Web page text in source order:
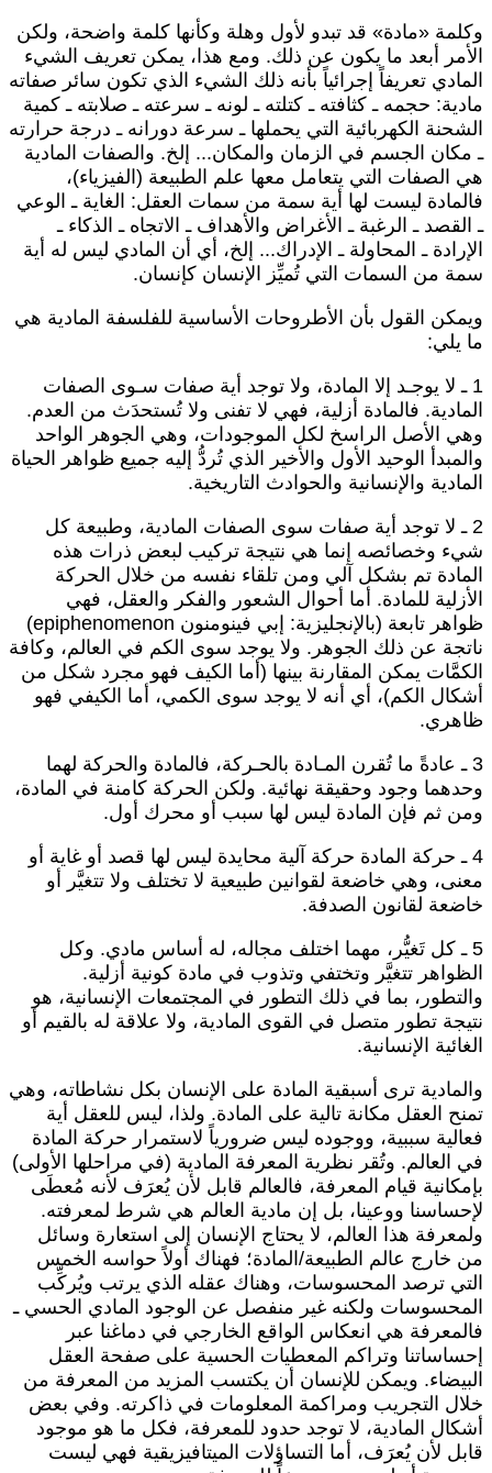
«مادة» قد تبدو لأول وهلة وكأنها كلمة واضحة، ولكن
أبعد ما يكون عن ذلك. ومع هذا، يمكن تعريف الشيء
تعريفاً إجرائياً بأنه ذلك الشيء الذي تكون سائر صفاته
حجمه ـ كثافته ـ كتلته ـ لونه ـ سرعته ـ صلابته ـ كمية
الكهربائية التي يحملها ـ سرعة دورانه ـ درجة حرارته
مكان الجسم في الزمان والمكان... إلخ. والصفات المادية
الصفات التي يتعامل معها علم الطبيعة (الفيزياء)،
ليست لها أية سمة من سمات العقل: الغاية ـ الوعي
القصد ـ الرغبة ـ الأغراض والأهداف ـ الاتجاه ـ الذكاء ـ
ـ المحاولة ـ الإدراك... إلخ، أي أن المادي ليس له أية
من السمات التي تُميِّز الإنسان كإنسان.
القول بأن الأطروحات الأساسية للفلسفة المادية هي
يلي:
1 ـ لا يوجـد إلا المادة، ولا توجد أية صفات سـوى الصفات
فالمادة أزلية، فهي لا تفنى ولا تُستحدَث من العدم.
الأصل الراسخ لكل الموجودات، وهي الجوهر الواحد
الوحيد الأول والأخير الذي تُردُّ إليه جميع ظواهر الحياة
والإنسانية والحوادث التاريخية.
2 ـ لا توجد أية صفات سوى الصفات المادية، وطبيعة كل
وخصائصه إنما هي نتيجة تركيب لبعض ذرات هذه
تم بشكل آلي ومن تلقاء نفسه من خلال الحركة
للمادة. أما أحوال الشعور والفكر والعقل، فهي
ظواهر تابعة (بالإنجليزية: إبي فينومنون epiphenomenon)
عن ذلك الجوهر. ولا يوجد سوى الكم في العالم، وكافة
يمكن المقارنة بينها (أما الكيف فهو مجرد شكل من
الكم)، أي أنه لا يوجد سوى الكمي، أما الكيفي فهو
3 ـ عادةً ما تُقرن المـادة بالحـركة، فالمادة والحركة لهما
وجود وحقيقة نهائية. ولكن الحركة كامنة في المادة،
ثم فإن المادة ليس لها سبب أو محرك أول.
4 ـ حركة المادة حركة آلية محايدة ليس لها قصد أو غاية أو
وهي خاضعة لقوانين طبيعية لا تختلف ولا تتغيَّر أو
لقانون الصدفة.
5 ـ كل تَغيُّر، مهما اختلف مجاله، له أساس مادي. وكل
تتغيَّر وتختفي وتذوب في مادة كونية أزلية.
بما في ذلك التطور في المجتمعات الإنسانية، هو
تطور متصل في القوى المادية، ولا علاقة له بالقيم أو
الإنسانية.
ترى أسبقية المادة على الإنسان بكل نشاطاته، وهي
العقل مكانة تالية على المادة. ولذا، ليس للعقل أية
سببية، ووجوده ليس ضرورياً لاستمرار حركة المادة
العالم. وتُقر نظرية المعرفة المادية (في مراحلها الأولى)
قيام المعرفة، فالعالم قابل لأن يُعرَف لأنه مُعطَى
ووعينا، بل إن مادية العالم هي شرط لمعرفته.
هذا العالم، لا يحتاج الإنسان إلى استعارة وسائل
خارج عالم الطبيعة/المادة؛ فهناك أولاً حواسه الخمس
ترصد المحسوسات، وهناك عقله الذي يرتب ويُركِّب
ولكنه غير منفصل عن الوجود المادي الحسي ـ
هي انعكاس الواقع الخارجي في دماغنا عبر
وتراكم المعطيات الحسية على صفحة العقل
ويمكن للإنسان أن يكتسب المزيد من المعرفة من
التجريب ومراكمة المعلومات في ذاكرته. وفي بعض
المادية، لا توجد حدود للمعرفة، فكل ما هو موجود
لأن يُعرَف، أما التساؤلات الميتافيزيقية فهي ليست